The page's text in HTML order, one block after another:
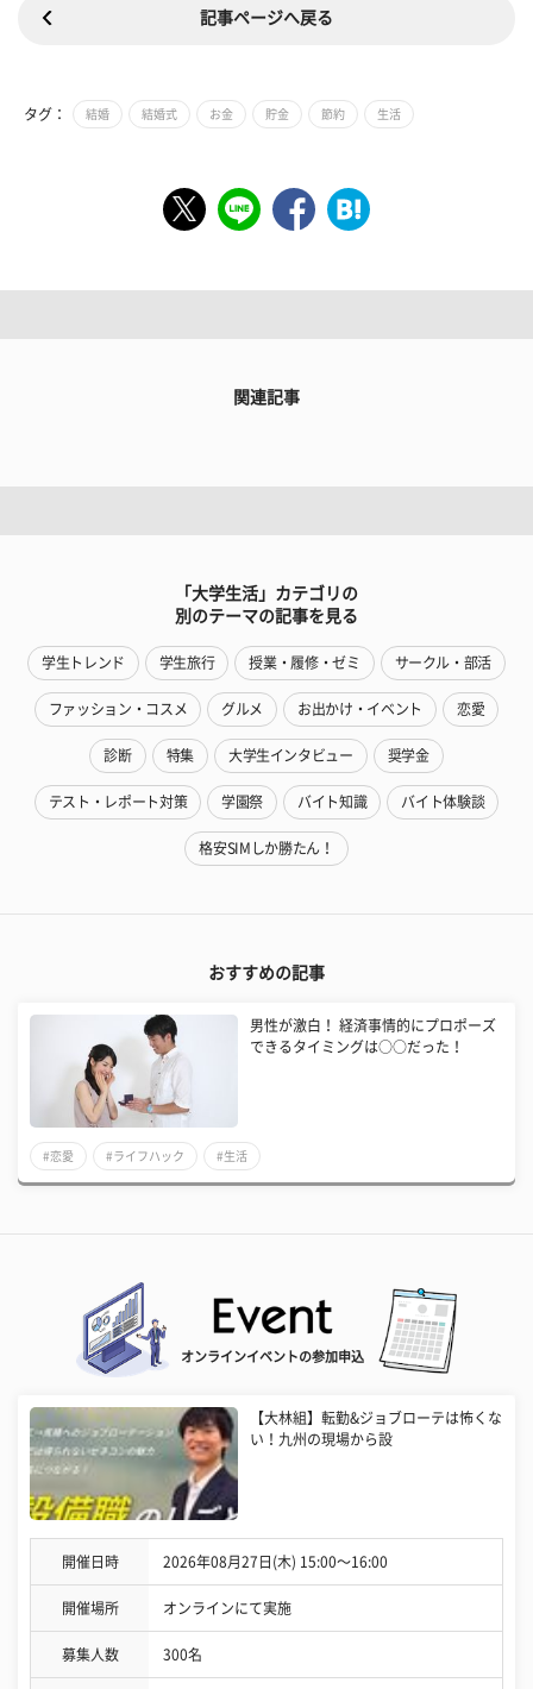
記事ページへ戻る
タグ： 結婚 結婚式 お金 貯金 節約 生活
関連記事
「大学生活」カテゴリの
別のテーマの記事を見る
学生トレンド 学生旅行 授業・履修・ゼミ サークル・部活
ファッション・コスメ グルメ お出かけ・イベント 恋愛
診断 特集 大学生インタビュー 奨学金
テスト・レポート対策 学園祭 バイト知識 バイト体験談
格安SIMしか勝たん！
おすすめの記事
男性が激白！ 経済事情的にプロポーズ
できるタイミングは○○だった！
#恋愛 #ライフハック #生活
オンラインイベントの参加申込
【大林組】転勤&ジョブローテは怖くな
い！九州の現場から設
開催日時 2026年08月27日(木) 15:00〜16:00
開催場所 オンラインにて実施
募集人数 300名